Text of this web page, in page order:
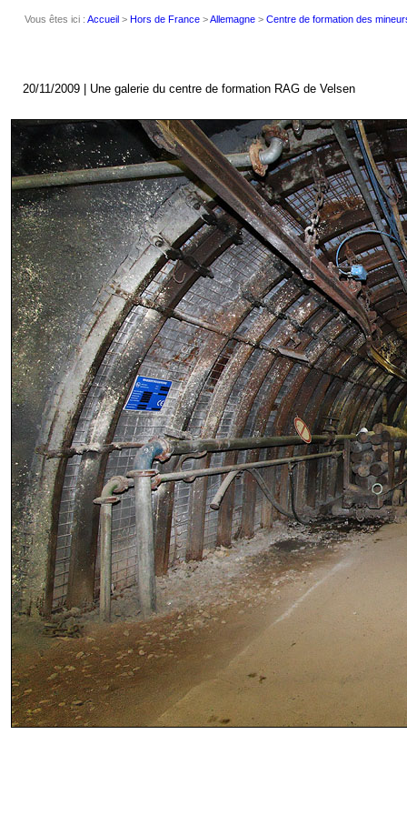
Vous êtes ici : Accueil > Hors de France >Allemagne > Centre de formation des
20/11/2009 | Une galerie du centre de formation RAG de Velsen